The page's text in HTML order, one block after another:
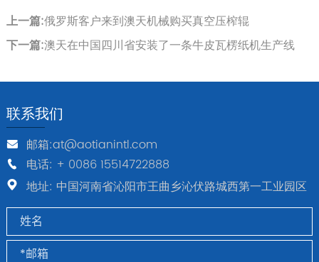
上一篇:俄罗斯客户来到澳天机械购买真空压榨辊
下一篇:澳天在中国四川省安装了一条牛皮瓦楞纸机生产线
联系我们
邮箱:at@aotianintl.com
电话: + 0086 15514722888
地址: 中国河南省沁阳市王曲乡沁伏路城西第一工业园区